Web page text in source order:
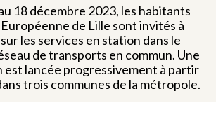
18 décembre 2023, les habitants
de Lille sont invités à
les services en station dans le
de transports en commun. Une
lancée progressivement à partir
trois communes de la métropole.